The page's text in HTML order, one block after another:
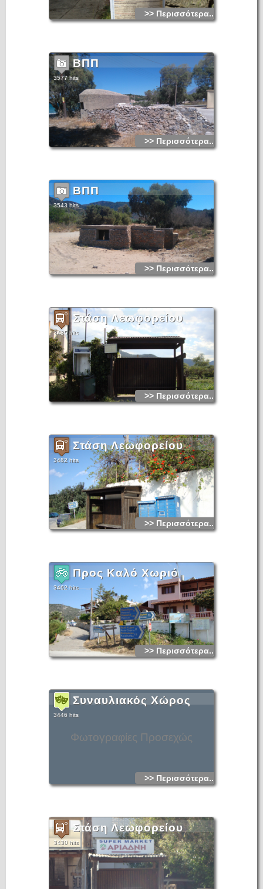
Το Καλό Χωριό έχει σήμερα 1125 κατοίκους. Τα ξενοδοχεία
και τα πάμπολλα ενοικιαζόμενα διαμερίσματα φιλοξενούν
κάθε χρόνο χιλιάδες επισκέπτες.
(σαν Κalo Khrio) στην απογραφή που έκαναν οι Αιγύπτιοι τη
διάρκεια της δικής τους κατοχής στην Κρήτη (τα έτη 1830
έως 1840). Στην απογραφή αυτή, του 1834, το Καλό Χωριό
είχε 10 χριστιανικές οικογένειες και 4 μωαμεθανικές. Το 1881
ανήκε στο Δήμο Κριτσάς με 329 κατοίκους όπως και το
1900 με 575 κατοίκους. Το 1920 είναι έδρα αγροτικού Δήμου
(αναγράφεται ως Καλό Χωρίον) με 677 κατοίκους, το 1928
(ως Καλό Χωριό) είναι έδρα κοινότητας με 523 κατοίκους, το
1940 (πάλι ως Καλόν Χωρίον) με 659 κατοίκους και το 1951
φτάνει τους 721 κατοίκους. Από τότε αρχίζει σταδιακά μια
φθίνουσα πορεία καθώς το ανθρώπινο δυναμικό του
απορροφάται από τον ταχύτατα αναπτυσσόμενο Άγιο
Νικόλαο. Έτσι το 1961 μένει με 704, το 1971 με 554, το
1981 με 612 και τέλος το 1991 με 548 μόνο κατοίκους
(σύνολο κοινότητας 1066 κάτοικοι). Το Καλό Χωριό
ο Ν. Σταυράκης γράφει το 1890, ότι «το χωρίον τούτο
εκαλείτο μέχρι προ ολίγων δεκαετηρίδων Ίστρωνας ή
Νίστρωνας...». Σε αχρονολόγητο έγγραφο του τουρκικού
Ιεροδικείου της περιόδου 1672-94, αναφέρεται ως «Κακό
Χωρίο». Το σημερινό όνομα του δόθηκε κατ' ευφημισμό,
γιατί ολόκληρη η περιοχή υπέφερε από ελώδεις πυρετούς.
Η Αμερικανίδα αρχαιολόγος Έντιθ Χώλ στα 1910-1912
έκαμε ανασκαφές στο λόφο του Βροκάστρου και ανακάλυψε
άγνωστης ονομασίας μικρό αλλά σημαντικό μεσομινωϊκό
οικισμό. Ένας αρχαιοελληνικός ναός φαίνεται σε ερείπια
κοντά στον οικισμό του Πύργου (στου Μαρμάρο) που ίσως
μια ανασακφή να μας δώσει στοιχεία της ιστορίας του
ευρύτερου χώρου. Όπως ιστορικοί αναφέρουν, ίσως να είναι
ο ναός του Βάκχου (Διονύσου) και ο μετέπειτα του Αγ.
Σεργίου, Στα Βενετικά χρόνια ολόκληρη η κοιλάδα
>> Περισσότερα...
ΒΠΠ
3577 hits
>> Περισσότερα...
ΒΠΠ
3543 hits
>> Περισσότερα...
Στάση Λεωφορείου
3485 hits
>> Περισσότερα...
Στάση Λεωφορείου
3482 hits
>> Περισσότερα...
Προς Καλό Χωριό
3462 hits
>> Περισσότερα...
Φωτογραφίες Προσεχώς
Συναυλιακός Χώρος
3446 hits
>> Περισσότερα...
Στάση Λεωφορείου
3430 hits